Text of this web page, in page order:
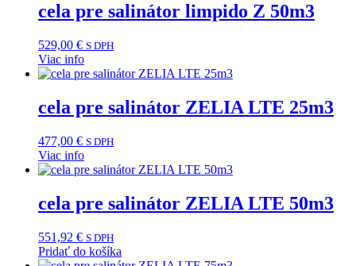
cela pre salinátor limpido Z 50m3
529,00 € S DPH
Viac info
cela pre salinátor ZELIA LTE 25m3
477,00 € S DPH
Viac info
cela pre salinátor ZELIA LTE 50m3
551,92 € S DPH
Pridať do košíka